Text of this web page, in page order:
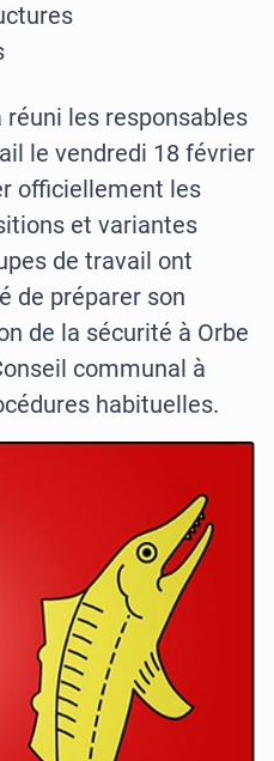
les responsables
le vendredi 18 février
officiellement les
et variantes
de travail ont
de préparer son
de la sécurité à Orbe
communal à
habituelles.